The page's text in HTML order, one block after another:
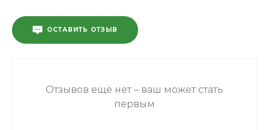
ОСТАВИТЬ ОТЗЫВ
Отзывов ещё нет – ваш может стать
первым